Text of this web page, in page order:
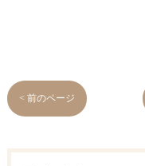
< 前のページ